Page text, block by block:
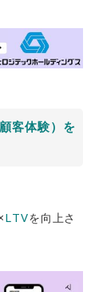
客体験）を
LTVを向上さ